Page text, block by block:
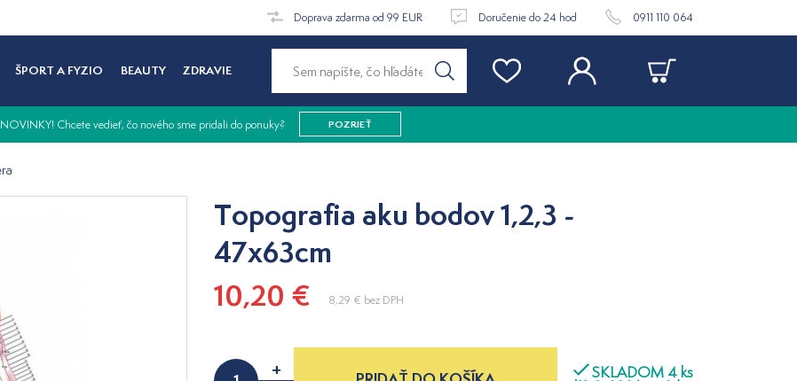
Doprava zdarma od 99 EUR Doručenie do 24 hod 0911 110 064
ŠPORT A FYZIO BEAUTY ZDRAVIE
NOVINKY! Chcete vedieť, čo nového sme pridali do ponuky? POZRIEŤ
Topografia aku bodov 1,2,3 -
47x63cm
10,20 €
8,29 € bez DPH
+
SKLADOM 4 ks